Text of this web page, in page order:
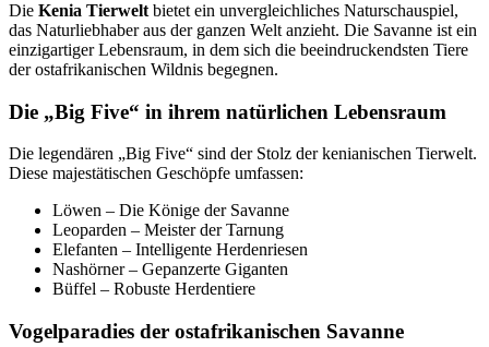
Die Kenia Tierwelt bietet ein unvergleichliches Naturschauspiel,
das Naturliebhaber aus der ganzen Welt anzieht. Die Savanne ist ein
einzigartiger Lebensraum, in dem sich die beeindruckendsten Tiere
der ostafrikanischen Wildnis begegnen.
Die „Big Five“ in ihrem natürlichen Lebensraum
Die legendären „Big Five“ sind der Stolz der kenianischen Tierwelt.
Diese majestätischen Geschöpfe umfassen:
Löwen – Die Könige der Savanne
Leoparden – Meister der Tarnung
Elefanten – Intelligente Herdenriesen
Nashörner – Gepanzerte Giganten
Büffel – Robuste Herdentiere
Vogelparadies der ostafrikanischen Savanne